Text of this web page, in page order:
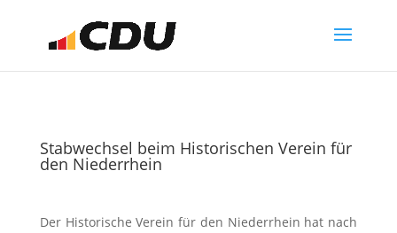
Stabwechsel beim Historischen Verein für
den Niederrhein
Der Historische Verein für den Niederrhein hat nach